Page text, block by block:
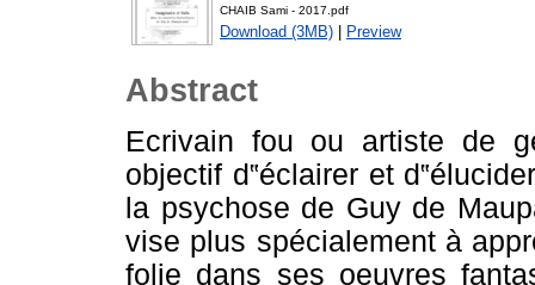
CHAIB Sami - 2017.pdf
Download (3MB) | Preview
Abstract
Ecrivain fou ou artiste de
objectif d‟éclairer et
la psychose de Guy de
vise plus spécialement à
folie dans ses oeuvres